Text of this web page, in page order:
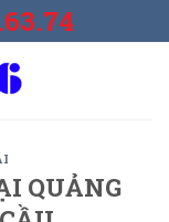
QUẢNG